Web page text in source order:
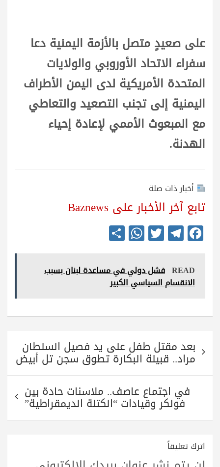
على صعيدٍ متصل بالأزمة اليمنية دعا
سفراء الاتحاد الأوروبي والولايات
المتحدة الأمريكية لدى اليمن الأطراف
اليمنية إلى تجنب التصعيد والتعاطي
مع المبعوث الأممي لإعادة إحياء
الهدنة.
أخبار ذات صلة
تابع آخر الأخبار على Baznews
Fa
ce
bo
ok
Te
le
gr
a
m
T
wi
tte
r
W
ha
ts
A
pp
re READ فشل دولي في مساعدة لبنان بسبب
الانقسام السياسي الكبير
المقالات
بعد مقتل طفل على يد فصيل السلطان
مراد.. قبيلة البكارة تطوق سجن تل أبيض
في اجتماع عاصف.. ملاسنات حادة بين
فولكر وقيادات “الكتلة الديمقراطية”
اترك تعليقاً